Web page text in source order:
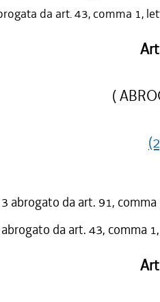
da art. 43, comma 1,
(
abrogato da art. 91,
da art. 43, comma